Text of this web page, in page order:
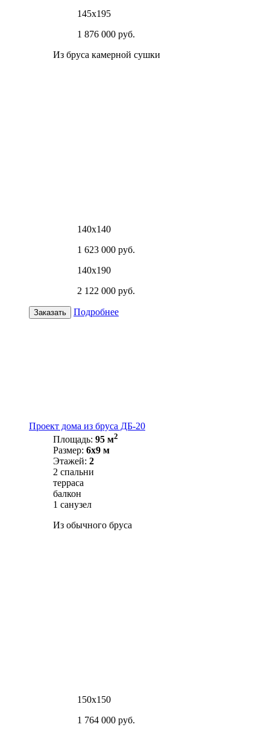
145х195
1 876 000 руб.
Из бруса камерной сушки
140х140
1 623 000 руб.
140х190
2 122 000 руб.
Заказать Подробнее
Проект дома из бруса ДБ-20
Площадь: 95 м2
Размер: 6х9 м
Этажей: 2
2 спальни
терраса
балкон
1 санузел
Из обычного бруса
150х150
1 764 000 руб.